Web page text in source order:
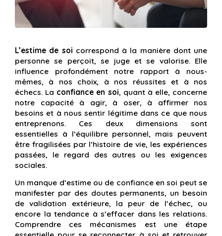
L’estime de soi correspond à la manière dont une
personne se perçoit, se juge et se valorise. Elle
influence profondément notre rapport à nous-
mêmes, à nos choix, à nos réussites et à nos
échecs. La confiance en soi, quant à elle, concerne
notre capacité à agir, à oser, à affirmer nos
besoins et à nous sentir légitime dans ce que nous
entreprenons. Ces deux dimensions sont
essentielles à l’équilibre personnel, mais peuvent
être fragilisées par l’histoire de vie, les expériences
passées, le regard des autres ou les exigences
sociales.
Un manque d’estime ou de confiance en soi peut se
manifester par des doutes permanents, un besoin
de validation extérieure, la peur de l’échec, ou
encore la tendance à s’effacer dans les relations.
Comprendre ces mécanismes est une étape